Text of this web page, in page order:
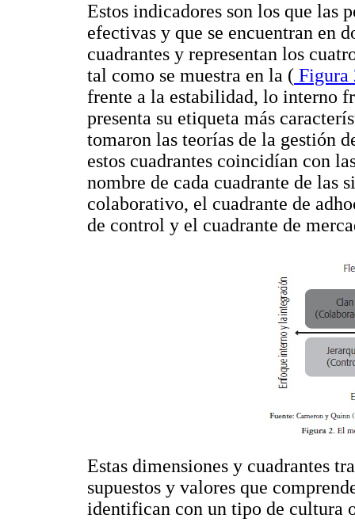
Estos indicadores son los que las
efectivas y que se encuentran en
cuadrantes y representan los
tal como se muestra en la ( Figura
frente a la estabilidad, lo interno
presenta su etiqueta más
tomaron las teorías de la gestión
estos cuadrantes coincidían con
nombre de cada cuadrante de las
colaborativo, el cuadrante de
de control y el cuadrante de
Estas dimensiones y cuadrantes
supuestos y valores que
identifican con un tipo de cultura